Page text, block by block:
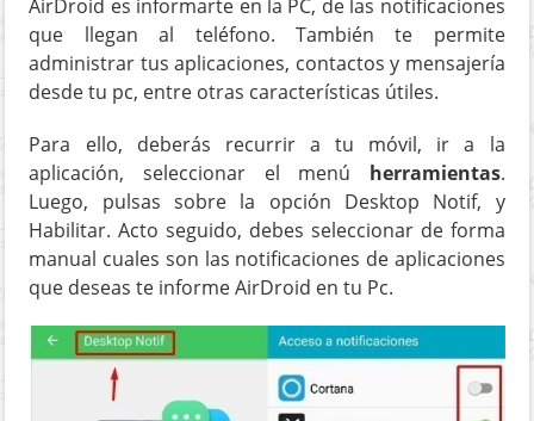
AirDroid es informarte en la PC, de las notificaciones
que llegan al teléfono. También te permite
administrar tus aplicaciones, contactos y mensajería
desde tu pc, entre otras características útiles.
Para ello, deberás recurrir a tu móvil, ir a la
aplicación, seleccionar el menú herramientas.
Luego, pulsas sobre la opción Desktop Notif, y
Habilitar. Acto seguido, debes seleccionar de forma
manual cuales son las notificaciones de aplicaciones
que deseas te informe AirDroid en tu Pc.